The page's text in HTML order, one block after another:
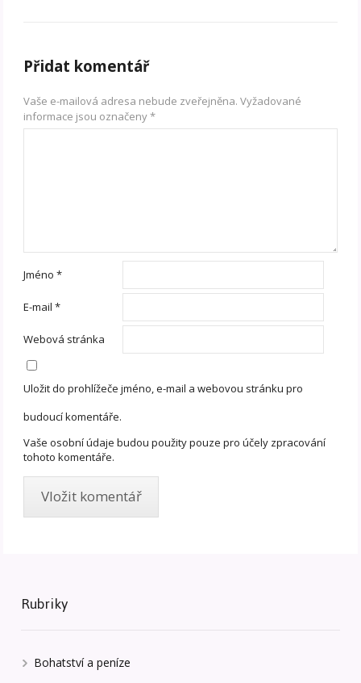
Přidat komentář
Vaše e-mailová adresa nebude zveřejněna. Vyžadované
informace jsou označeny*
Jméno*
E-mail*
Webová stránka
Uložit do prohlížeče jméno, e-mail a webovou stránku pro
budoucí komentáře.
Vaše osobní údaje budou použity pouze pro účely zpracování
tohoto komentáře.
Rubriky
Bohatství a peníze